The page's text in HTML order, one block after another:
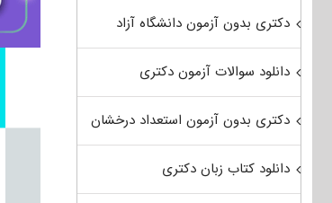
دکتری بدون آزمون دانشگاه آزاد
دانلود سوالات آزمون دکتری
دکتری بدون آزمون استعداد درخشان
دانلود کتاب زبان دکتری